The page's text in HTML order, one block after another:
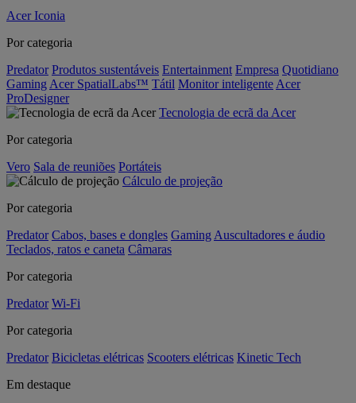
Acer Iconia
Por categoria
Predator Produtos sustentáveis Entertainment Empresa Quotidiano
Gaming Acer SpatialLabs™ Tátil Monitor inteligente Acer
ProDesigner
Tecnologia de ecrã da Acer
Por categoria
Vero Sala de reuniões Portáteis
Cálculo de projeção
Por categoria
Predator Cabos, bases e dongles Gaming Auscultadores e áudio
Teclados, ratos e caneta Câmaras
Por categoria
Predator Wi-Fi
Por categoria
Predator Bicicletas elétricas Scooters elétricas Kinetic Tech
Em destaque